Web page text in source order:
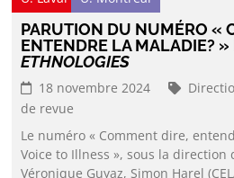
PARUTION DU NUMÉRO «
ENTENDRE LA MALADIE?
ETHNOLOGIES
18 novembre 2024
de revue
Le numéro « Comment dire,
Voice to Illness », sous la direction
Véronique Guyaz, Simon Harel